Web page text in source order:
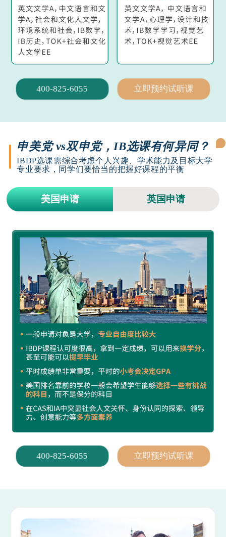
400-825-6055 立即预约试听课
申美党 vs双申党，IB选课有何异同？
IBDP选课需综合考虑个人兴趣、学术能力及目标大学
专业要求，同学们要恰当的把握好课程的平衡
美国申请 英国申请
400-825-6055 立即预约试听课